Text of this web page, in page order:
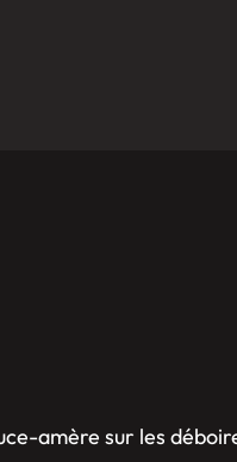
amère sur les